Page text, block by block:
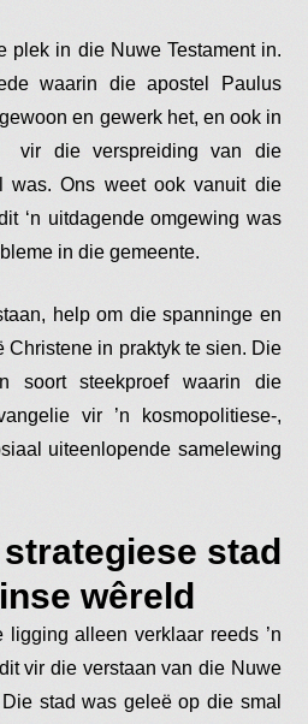
plek in die Nuwe Testament in.
waarin die apostel Paulus
en gewerk het, en ook in
vir die verspreiding van die
was. Ons weet ook vanuit die
‘n uitdagende omgewing was
in die gemeente.
help om die spanninge en
Christene in praktyk te sien. Die
soort steekproef waarin die
vir ’n kosmopolitiese-,
uiteenlopende samelewing
stad
wêreld
ligging alleen verklaar reeds ’n
vir die verstaan van die Nuwe
stad was geleë op die smal